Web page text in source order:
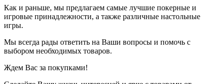
Как и раньше, мы предлагаем самые лучшие покерные и
игровые принадлежности, а также различные настольные
игры.
Мы всегда рады ответить на Ваши вопросы и помочь с
выбором необходимых товаров.
Ждем Вас за покупками!